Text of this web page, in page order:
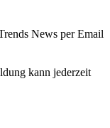
News per Email
kann jederzeit